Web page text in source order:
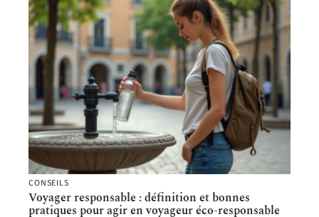
CONSEILS
Voyager responsable : définition et bonnes
pratiques pour agir en voyageur éco-responsable